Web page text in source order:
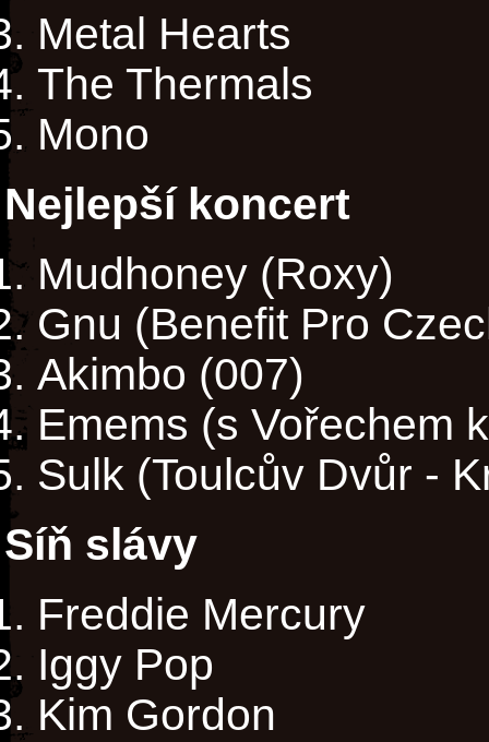
Metal Hearts
The Thermals
Mono
Nejlepší koncert
Mudhoney (Roxy)
Gnu (Benefit Pro
Akimbo (007)
Emems (s Vořechem
Sulk (Toulcův Dvůr -
Síň slávy
Freddie Mercury
Iggy Pop
Kim Gordon